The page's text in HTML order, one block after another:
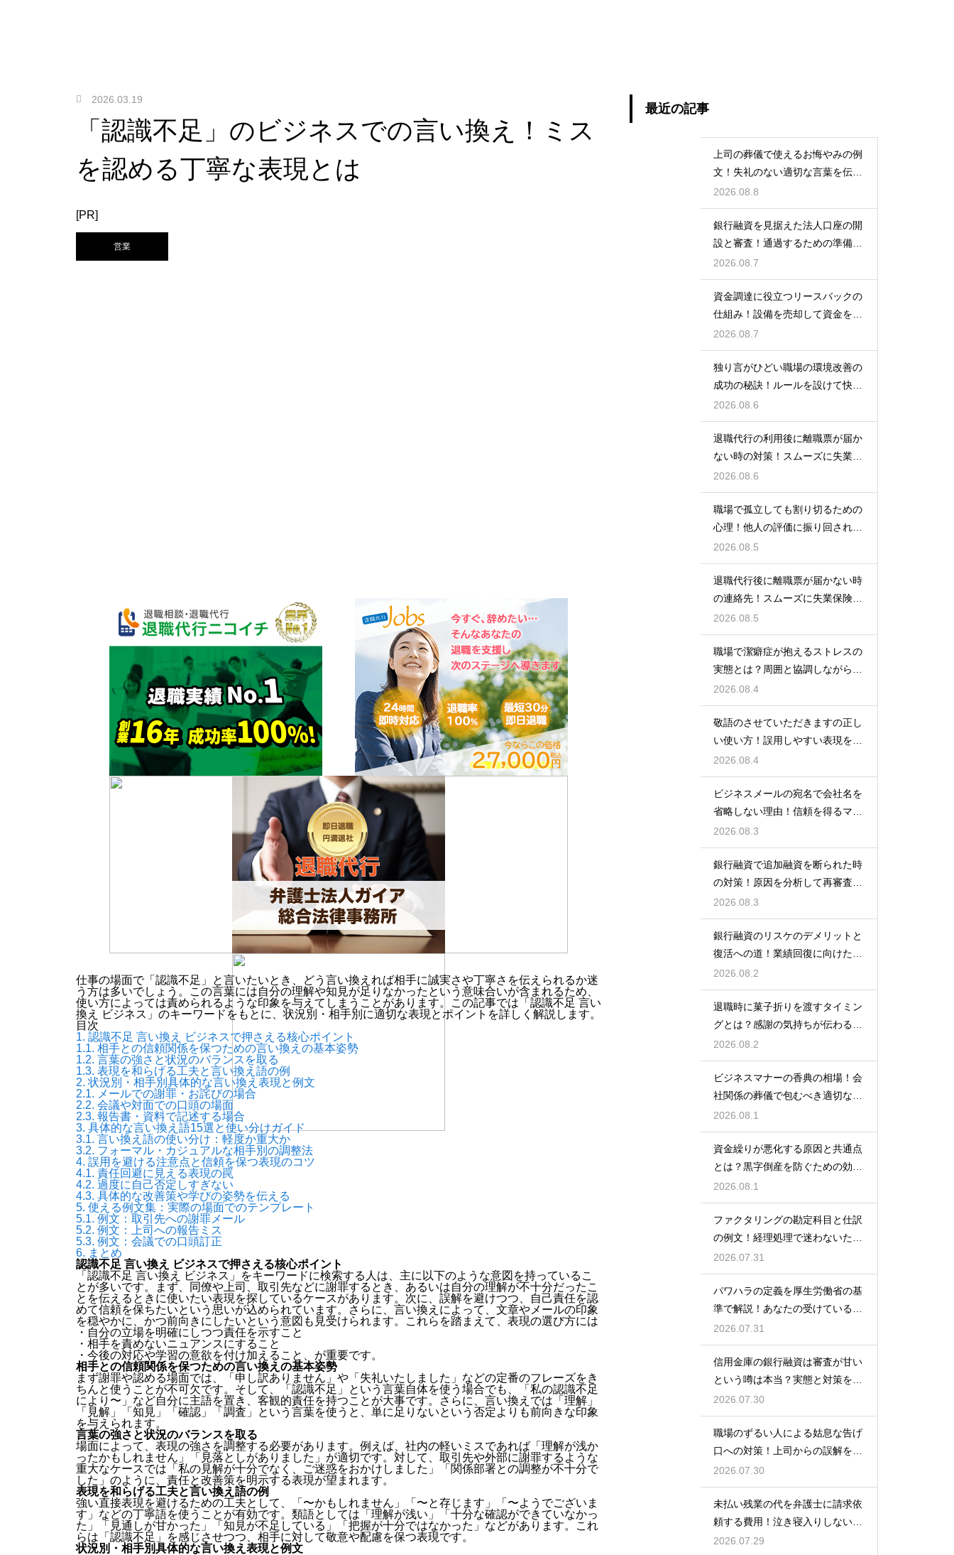
2026.03.19
「認識不足」のビジネスでの言い換え！ミス
を認める丁寧な表現とは
[PR]
営業
仕事の場面で「認識不足」と言いたいとき、どう言い換えれば相手に誠実さや丁寧さを伝えられるか迷
う方は多いでしょう。この言葉には自分の理解や知見が足りなかったという意味合いが含まれるため、
使い方によっては責められるような印象を与えてしまうことがあります。この記事では「認識不足 言い
換え ビジネス」のキーワードをもとに、状況別・相手別に適切な表現とポイントを詳しく解説します。
目次
1. 認識不足 言い換え ビジネスで押さえる核心ポイント
1.1. 相手との信頼関係を保つための言い換えの基本姿勢
1.2. 言葉の強さと状況のバランスを取る
1.3. 表現を和らげる工夫と言い換え語の例
2. 状況別・相手別具体的な言い換え表現と例文
2.1. メールでの謝罪・お詫びの場合
2.2. 会議や対面での口頭の場面
2.3. 報告書・資料で記述する場合
3. 具体的な言い換え語15選と使い分けガイド
3.1. 言い換え語の使い分け：軽度か重大か
3.2. フォーマル・カジュアルな相手別の調整法
4. 誤用を避ける注意点と信頼を保つ表現のコツ
4.1. 責任回避に見える表現の罠
4.2. 過度に自己否定しすぎない
4.3. 具体的な改善策や学びの姿勢を伝える
5. 使える例文集：実際の場面でのテンプレート
5.1. 例文：取引先への謝罪メール
5.2. 例文：上司への報告ミス
5.3. 例文：会議での口頭訂正
6. まとめ
認識不足 言い換え ビジネスで押さえる核心ポイント
「認識不足 言い換え ビジネス」をキーワードに検索する人は、主に以下のような意図を持っているこ
とが多いです。まず、同僚や上司、取引先などに謝罪するとき、あるいは自分の理解が不十分だったこ
とを伝えるときに使いたい表現を探しているケースがあります。次に、誤解を避けつつ、自己責任を認
めて信頼を保ちたいという思いが込められています。さらに、言い換えによって、文章やメールの印象
を穏やかに、かつ前向きにしたいという意図も見受けられます。これらを踏まえて、表現の選び方には
・自分の立場を明確にしつつ責任を示すこと
・相手を責めないニュアンスにすること
・今後の対応や学習の意欲を付け加えること、が重要です。
相手との信頼関係を保つための言い換えの基本姿勢
まず謝罪や認める場面では、「申し訳ありません」や「失礼いたしました」などの定番のフレーズをき
ちんと使うことが不可欠です。そして、「認識不足」という言葉自体を使う場合でも、「私の認識不足
により〜」など自分に主語を置き、客観的責任を持つことが大事です。さらに、言い換えでは「理解」
「見解」「知見」「確認」「調査」という言葉を使うと、単に足りないという否定よりも前向きな印象
を与えられます。
言葉の強さと状況のバランスを取る
場面によって、表現の強さを調整する必要があります。例えば、社内の軽いミスであれば「理解が浅か
ったかもしれません」「見落としがありました」が適切です。対して、取引先や外部に謝罪するような
重大なケースでは「私の見解が十分でなく、ご迷惑をおかけしました」「関係部署との調整が不十分で
した」のように、責任と改善策を明示する表現が望まれます。
表現を和らげる工夫と言い換え語の例
強い直接表現を避けるための工夫として、「〜かもしれません」「〜と存じます」「〜ようでございま
す」などの丁寧語を使うことが有効です。類語としては「理解が浅い」「十分な確認ができていなかっ
た」「見通しが甘かった」「知見が不足している」「把握が十分ではなかった」などがあります。これ
らは「認識不足」を感じさせつつ、相手に対して敬意や配慮を保つ表現です。
状況別・相手別具体的な言い換え表現と例文
最近の記事
上司の葬儀で使えるお悔やみの例
文！失礼のない適切な言葉を伝え
る例文
2026.08.8
銀行融資を見据えた法人口座の開
設と審査！通過するための準備と
ポイント
2026.08.7
資金調達に役立つリースバックの
仕組み！設備を売却して資金を得
る方法
2026.08.7
独り言がひどい職場の環境改善の
成功の秘訣！ルールを設けて快適
な空間を作る
2026.08.6
退職代行の利用後に離職票が届か
ない時の対策！スムーズに失業保
険をもらう
2026.08.6
職場で孤立しても割り切るための
心理！他人の評価に振り回されな
いための術
2026.08.5
退職代行後に離職票が届かない時
の連絡先！スムーズに失業保険を
もらう術
2026.08.5
職場で潔癖症が抱えるストレスの
実態とは？周囲と協調しながら快
適に働く術
2026.08.4
敬語のさせていただきますの正し
い使い方！誤用しやすい表現を理
解する術
2026.08.4
ビジネスメールの宛名で会社名を
省略しない理由！信頼を得るマナ
ー
2026.08.3
銀行融資で追加融資を断られた時
の対策！原因を分析して再審査を
狙う
2026.08.3
銀行融資のリスケのデメリットと
復活への道！業績回復に向けた事
業計画
2026.08.2
退職時に菓子折りを渡すタイミン
グとは？感謝の気持ちが伝わる正
しいマナー
2026.08.2
ビジネスマナーの香典の相場！会
社関係の葬儀で包むべき適切な金
額の目安
2026.08.1
資金繰りが悪化する原因と共通点
とは？黒字倒産を防ぐための効果
的な対策
2026.08.1
ファクタリングの勘定科目と仕訳
の例文！経理処理で迷わないため
の知識
2026.07.31
パワハラの定義を厚生労働省の基
準で解説！あなたの受けている行
為は該当する？
2026.07.31
信用金庫の銀行融資は審査が甘い
という噂は本当？実態と対策を徹
底解説
2026.07.30
職場のずるい人による姑息な告げ
口への対策！上司からの誤解を解
いて自分の身の潔白を証明する手
順
2026.07.30
未払い残業の代を弁護士に請求依
頼する費用！泣き寝入りしないた
めの知識
2026.07.29